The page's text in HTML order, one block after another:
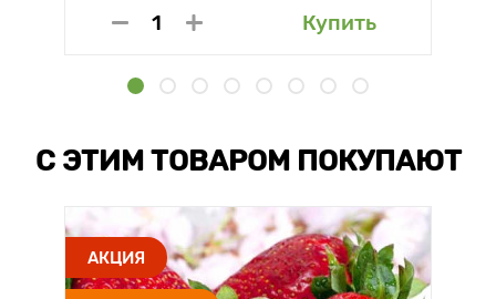
Купить
С ЭТИМ ТОВАРОМ ПОКУПАЮТ
АКЦИЯ